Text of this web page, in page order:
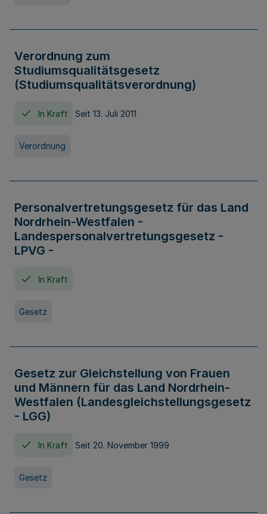
Verordnung zum
Studiumsqualitätsgesetz
(Studiumsqualitätsverordnung)
In Kraft Seit 13. Juli 2011
Verordnung
Personalvertretungsgesetz für das Land
Nordrhein-Westfalen -
Landespersonalvertretungsgesetz -
LPVG -
In Kraft
Gesetz
Gesetz zur Gleichstellung von Frauen
und Männern für das Land Nordrhein-
Westfalen (Landesgleichstellungsgesetz
- LGG)
In Kraft Seit 20. November 1999
Gesetz